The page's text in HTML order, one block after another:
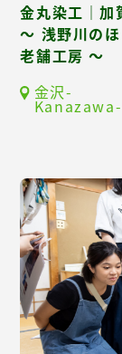
金丸染工｜
～ 浅野川の
老舗工房 ～
金沢-
Kanazawa-